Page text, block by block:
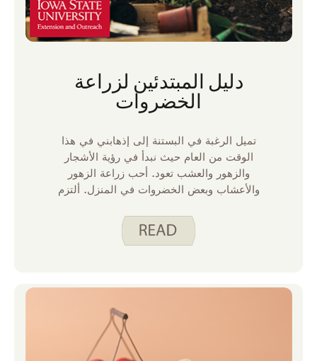
دليل المبتدئين لزراعة
الخضروات
تميل الرغبة في البستنة إلى إذهابني في هذا
الوقت من العام حيث نبدأ في رؤية الأشجار
والزهور والعشب تعود. أحب زراعة الزهور
والأعشاب وبعض الخضروات في المنزل. ألتزم
لسرير مرتفع أو قطعة أرض في الأرض. حتى على
هذا النطاق الصغير جدا ، فإن البستنة هي مصدر
نشاط البستنة الصحة البدنية والعقلية الجيدة من
تكون البستنة أيضا نقطة اتصال قيمة بين الناس.
سواء كنت تتحدث مع الأصدقاء حول ما تخطط
لزراعته أو مشاركة محصولك مع عائلتك أو جيرانك